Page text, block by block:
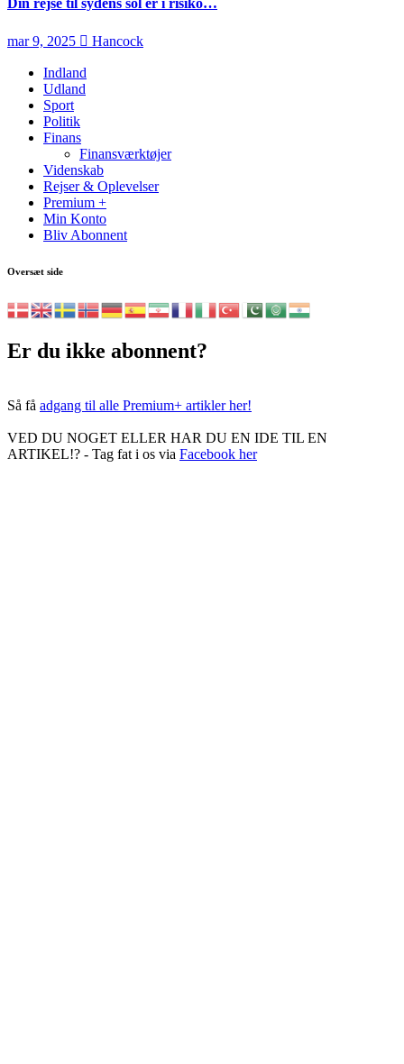
mar 9, 2025 Hancock
Indland
Udland
Sport
Politik
Finans
Finansværktøjer
Videnskab
Rejser & Oplevelser
Premium +
Min Konto
Bliv Abonnent
Oversæt side
Er du ikke abonnent?
Så få adgang til alle Premium+ artikler her!
VED DU NOGET ELLER HAR DU EN IDE TIL EN
ARTIKEL!? - Tag fat i os via Facebook her